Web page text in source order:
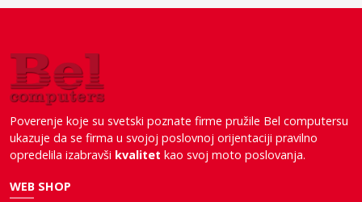
Poverenje koje su svetski poznate firme pružile Bel computersu
ukazuje da se firma u svojoj poslovnoj orijentaciji pravilno
opredelila izabravši kvalitet kao svoj moto poslovanja.
WEB SHOP